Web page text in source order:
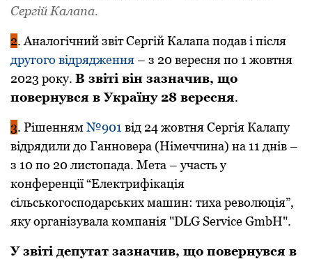
Сергій Калапа.
2. Аналогічний звіт Сергій Калапа подав і після
другого відрядження– з 20 вересня по 1 жовтня
2023 року. В звіті він зазначив, що
повернувся в Україну 28 вересня.
3. Рішенням№901 від 24 жовтня Сергія Калапу
відрядили до Ганновера (Німеччина) на 11 днів –
з 10 по 20 листопада. Мета – участь у
конференції “Електрифікація
сільськогосподарських машин: тиха революція”,
яку організувала компанія "DLG Service GmbH".
У звіті депутат зазначив, що повернувся в